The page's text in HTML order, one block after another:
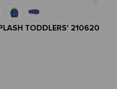
TODDLERS' 210620